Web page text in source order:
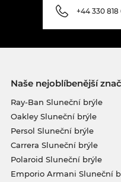
+44 330 818
Naše nejoblíbenější
Ray-Ban Sluneční brýle
Oakley Sluneční brýle
Persol Sluneční brýle
Carrera Sluneční brýle
Polaroid Sluneční brýle
Emporio Armani Sluneční